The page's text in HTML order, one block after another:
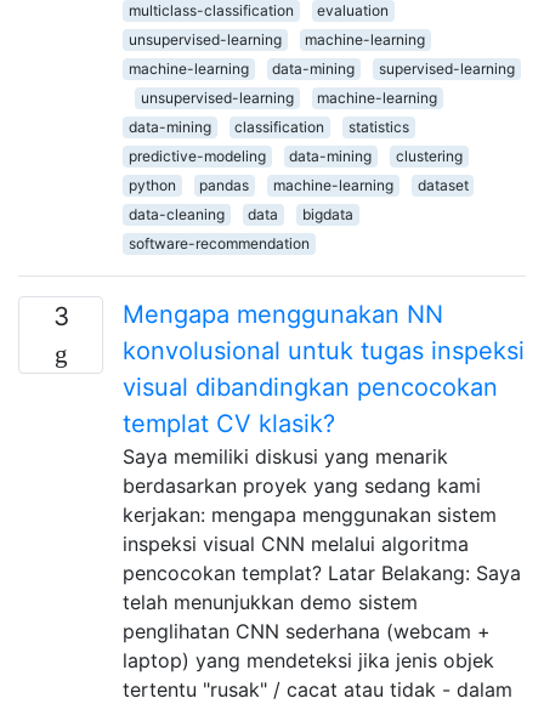
multiclass-classification
evaluation
unsupervised-learning
machine-learning
machine-learning
data-mining
supervised-learning
unsupervised-learning
machine-learning
data-mining
classification
statistics
predictive-modeling
data-mining
clustering
python
pandas machine-learning
dataset
data-cleaning
data
bigdata
software-recommendation
3
Mengapa menggunakan NN
konvolusional untuk tugas inspeksi
visual dibandingkan pencocokan
templat CV klasik?
Saya memiliki diskusi yang menarik
berdasarkan proyek yang sedang kami
kerjakan: mengapa menggunakan sistem
inspeksi visual CNN melalui algoritma
pencocokan templat? Latar Belakang: Saya
telah menunjukkan demo sistem
penglihatan CNN sederhana (webcam +
laptop) yang mendeteksi jika jenis objek
tertentu "rusak" / cacat atau tidak - dalam